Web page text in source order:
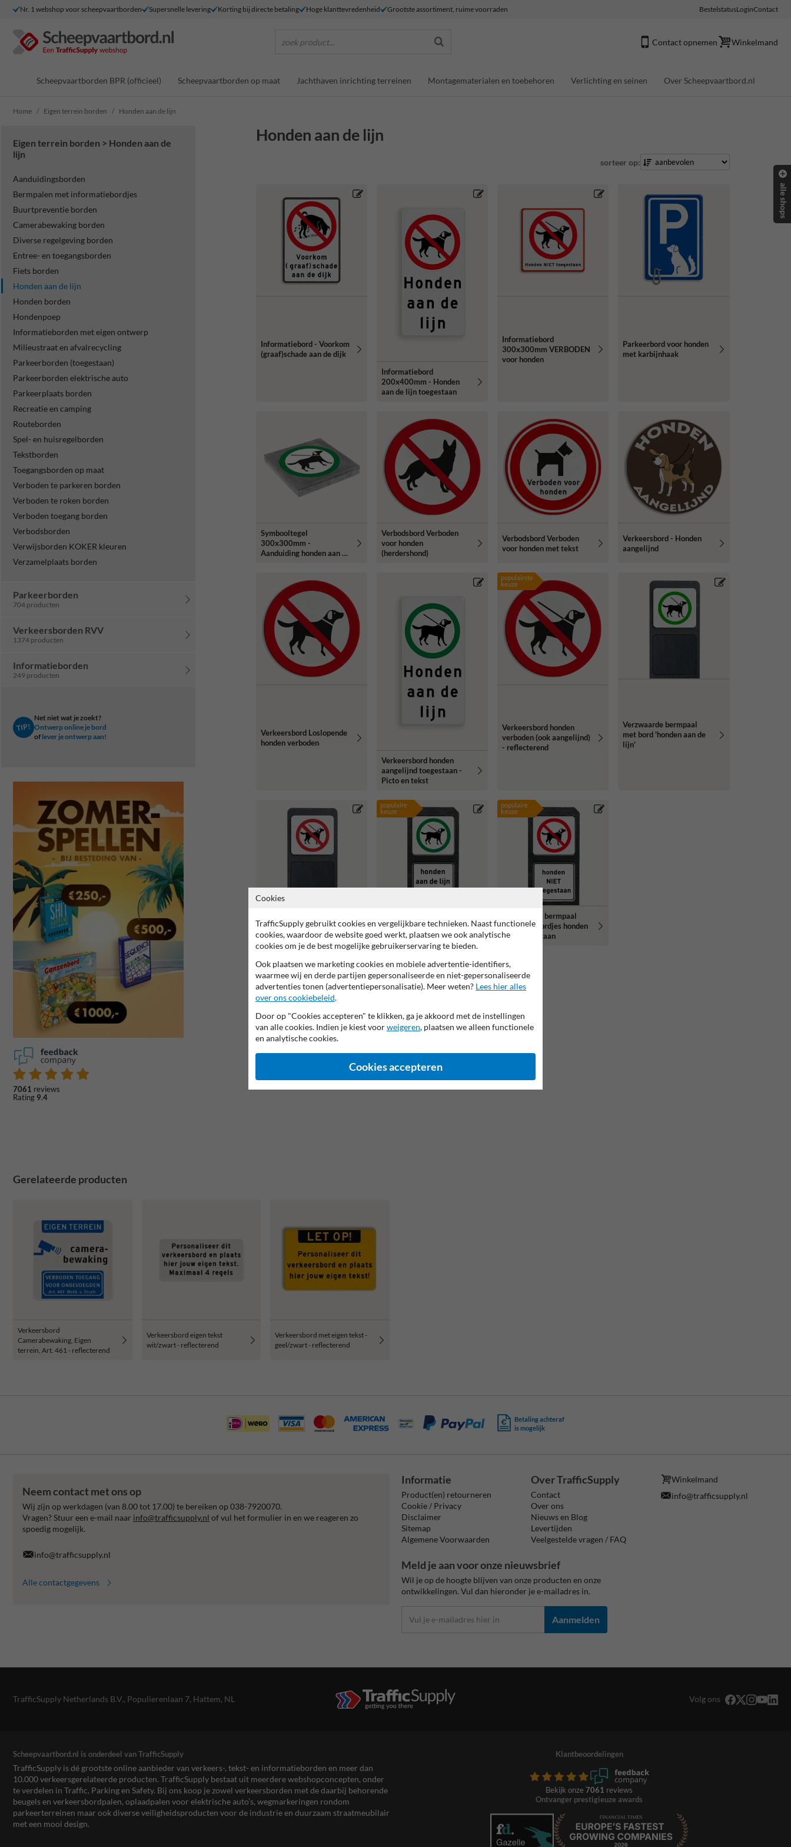
Nr. 1 webshop voor scheepvaartborden Supersnelle levering Korting bij directe betaling Hoge klanttevredenheid Grootste assortiment, ruime voorraden BestelstatusLoginContact
zoek product... Contact opnemen Winkelmand
Scheepvaartborden BPR (officieel) Scheepvaartborden op maat Jachthaven inrichting terreinen Montagematerialen en toebehoren Verlichting en seinen Over Scheepvaartbord.nl
Home Eigen terrein borden Honden aan de lijn
Eigen terrein borden > Honden aan de
lijn
Aanduidingsborden
Bermpalen met informatiebordjes
Buurtpreventie borden
Camerabewaking borden
Diverse regelgeving borden
Entree- en toegangsborden
Fiets borden
Honden aan de lijn
Honden borden
Hondenpoep
Informatieborden met eigen ontwerp
Milieustraat en afvalrecycling
Parkeerborden (toegestaan)
Parkeerborden elektrische auto
Parkeerplaats borden
Recreatie en camping
Routeborden
Spel- en huisregelborden
Tekstborden
Toegangsborden op maat
Verboden te parkeren borden
Verboden te roken borden
Verboden toegang borden
Verbodsborden
Verwijsborden KOKER kleuren
Verzamelplaats borden
Parkeerborden
704 producten
Verkeersborden RVV
1374 producten
Informatieborden
249 producten
TIP!
Net niet wat je zoekt?
Ontwerp online je bord
of lever je ontwerp aan!
7061 reviews
Rating 9.4
Honden aan de lijn
sorteer op:
Informatiebord - Voorkom
(graaf)schade aan de dijk
Informatiebord
200x400mm - Honden
aan de lijn toegestaan
Informatiebord
300x300mm VERBODEN
voor honden
Parkeerbord voor honden
met karbijnhaak
Symbooltegel
300x300mm -
Aanduiding honden aan de
Verbodsbord Verboden
voor honden
(herdershond)
Verbodsbord Verboden
voor honden met tekst
Verkeersbord - Honden
aangelijnd
Verkeersbord Loslopende
honden verboden
Verkeersbord honden
aangelijnd toegestaan -
Picto en tekst
populairste
keuze
Verkeersbord honden
verboden (ook aangelijnd)
- reflecterend
Verzwaarde bermpaal
met bord 'honden aan de
lijn'
met bord 'honden niet
toegestaan'
populaire
keuze
met twee bordjes honden
aan de lijn
populaire
keuze
Verzwaarde bermpaal
met twee bordjes honden
niet toegestaan
Gerelateerde producten
Verkeersbord
Camerabewaking, Eigen
terrein, Art. 461 - reflecterend
Verkeersbord eigen tekst
wit/zwart - reflecterend
Verkeersbord met eigen tekst -
geel/zwart - reflecterend
Betaling achteraf
is mogelijk
Neem contact met ons op
Wij zijn op werkdagen (van 8.00 tot 17.00) te bereiken op 038-7920070.
Vragen? Stuur een e-mail naar info@trafficsupply.nl of vul het formulier in en we reageren zo
spoedig mogelijk.
info@trafficsupply.nl
Alle contactgegevens
Informatie
Product(en) retourneren
Cookie / Privacy
Disclaimer
Sitemap
Algemene Voorwaarden
Over TrafficSupply
Contact
Over ons
Nieuws en Blog
Levertijden
Veelgestelde vragen / FAQ
Winkelmand
info@trafficsupply.nl
Meld je aan voor onze nieuwsbrief
Wil je op de hoogte blijven van onze producten en onze
ontwikkelingen. Vul dan hieronder je e-mailadres in.
Aanmelden
TrafficSupply Netherlands B.V., Populierenlaan 7, Hattem, NL Volg ons
Scheepvaartbord.nl is onderdeel van TrafficSupply
TrafficSupply is dé grootste online aanbieder van verkeers-, tekst- en informatieborden en meer dan
10.000 verkeersgerelateerde producten. TrafficSupply bestaat uit meerdere webshopconcepten, onder
te verdelen in Traffic, Parking en Safety. Bij ons koop je zowel verkeersborden met de daarbij behorende
beugels en verkeersbordpalen, oplaadpalen voor elektrische auto’s, wegmarkeringen rondom
parkeerterreinen maar ook diverse veiligheidsproducten voor de industrie en duurzaam straatmeubilair
met een mooi design.
Klantbeoordelingen
Bekijk onze 7061 reviews
Ontvanger prestigieuze awards
alle shops
Cookies
TrafficSupply gebruikt cookies en vergelijkbare technieken. Naast functionele
cookies, waardoor de website goed werkt, plaatsen we ook analytische
cookies om je de best mogelijke gebruikerservaring te bieden.
Ook plaatsen we marketing cookies en mobiele advertentie-identifiers,
waarmee wij en derde partijen gepersonaliseerde en niet-gepersonaliseerde
advertenties tonen (advertentiepersonalisatie). Meer weten? Lees hier alles
over ons cookiebeleid.
Door op "Cookies accepteren" te klikken, ga je akkoord met de instellingen
van alle cookies. Indien je kiest voorweigeren, plaatsen we alleen functionele
en analytische cookies.
Cookies accepteren